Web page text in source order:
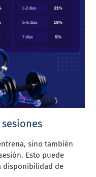
sino también
Esto puede
disponibilidad de